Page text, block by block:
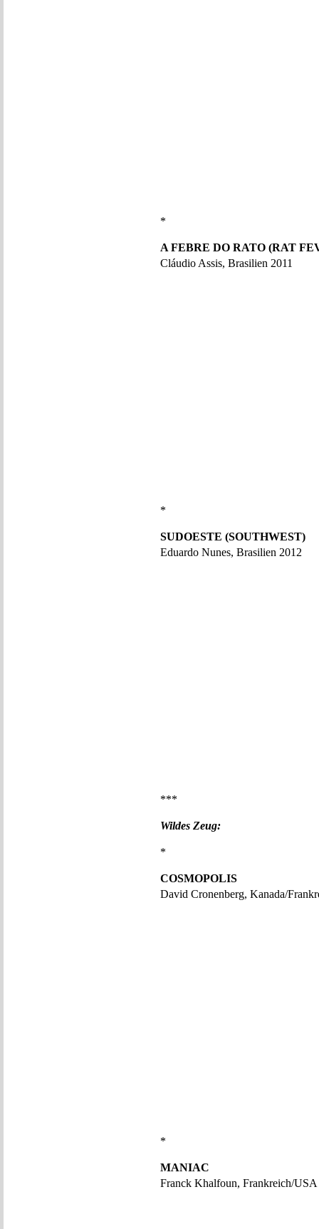
*
A FEBRE DO RATO (RAT
Cláudio Assis, Brasilien 2011
*
SUDOESTE (SOUTHWEST)
Eduardo Nunes, Brasilien 2012
***
Wildes Zeug:
*
COSMOPOLIS
David Cronenberg, Kanada/
*
MANIAC
Franck Khalfoun, Frankreich/USA